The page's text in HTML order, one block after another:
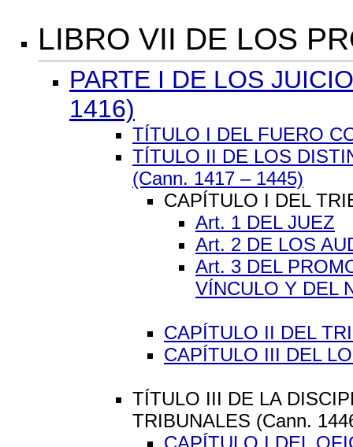
LIBRO VII DE LOS
PARTE I DE LOS
1416)
TÍTULO I DEL FUERO
TÍTULO II DE LOS
(Cann. 1417 – 1445)
CAPÍTULO I DEL
Art. 1 DEL JUEZ
Art. 2 DE LOS
Art. 3 DEL
VÍNCULO Y DEL
CAPÍTULO II DEL
CAPÍTULO III DEL
TÍTULO III DE LA
TRIBUNALES (Cann.
CAPÍTULO I DEL